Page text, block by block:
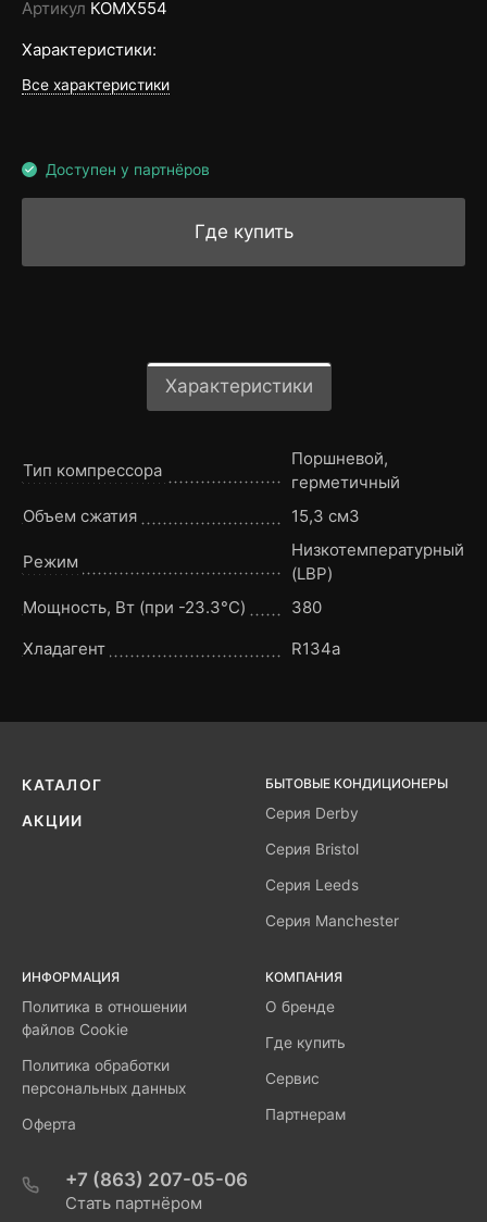
Артикул КОМХ554
Характеристики:
Все характеристики
Доступен у партнёров
Где купить
Характеристики
Тип компрессора
Поршневой,
герметичный
Объем сжатия
15,3 см3
Режим
Низкотемпературный
(LBP)
Мощность, Вт (при -23.3°C)
380
Хладагент
R134a
КАТАЛОГ
АКЦИИ
БЫТОВЫЕ КОНДИЦИОНЕРЫ
Серия Derby
Серия Bristol
Серия Leeds
Серия Manchester
ИНФОРМАЦИЯ
Политика в отношении
файлов Cookie
Политика обработки
персональных данных
Оферта
КОМПАНИЯ
О бренде
Где купить
Сервис
Партнерам
+7 (863) 207-05-06
Стать партнёром